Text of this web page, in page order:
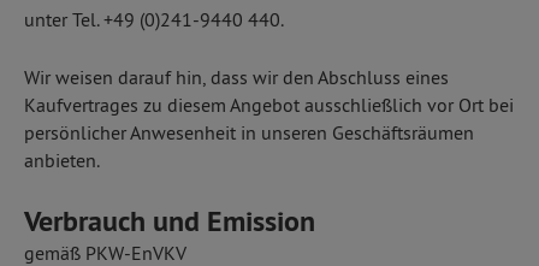
unter Tel. +49 (0)241-9440 440.
Wir weisen darauf hin, dass wir den Abschluss eines
Kaufvertrages zu diesem Angebot ausschließlich vor Ort bei
persönlicher Anwesenheit in unseren Geschäftsräumen
anbieten.
Verbrauch und Emission
gemäß PKW-EnVKV